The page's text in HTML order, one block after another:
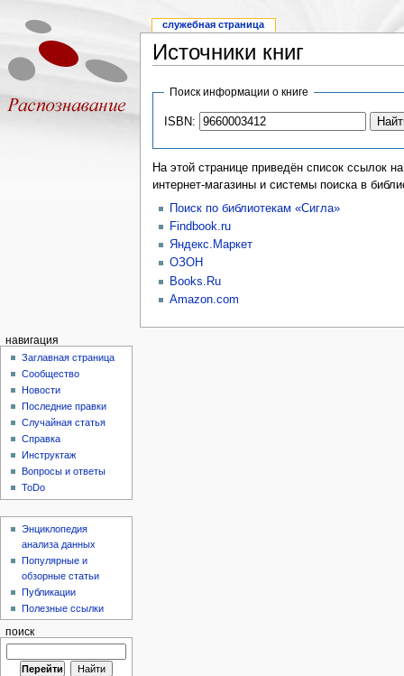
Источники книг
Поиск информации о книге
ISBN:
На этой странице приведён список ссылок
интернет-магазины и системы поиска в
Поиск по библиотекам «Сигла»
Findbook.ru
Яндекс.Маркет
ОЗОН
Books.Ru
Amazon.com
служебная страница
навигация
Заглавная страница
Сообщество
Новости
Последние правки
Случайная статья
Справка
Инструктаж
Вопросы и ответы
ToDo
Энциклопедия
анализа данных
Популярные и
обзорные статьи
Публикации
Полезные ссылки
поиск